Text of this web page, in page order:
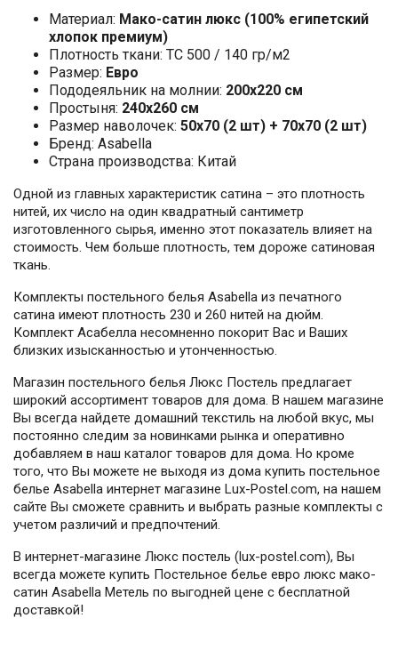
Материал: Мако-сатин люкс (100% египетский
хлопок премиум)
Плотность ткани: ТС 500 / 140 гр/м2
Размер: Евро
Пододеяльник на молнии: 200х220 см
Простыня: 240х260 см
Размер наволочек: 50x70 (2 шт) + 70x70 (2 шт)
Бренд: Asabella
Страна производства: Китай
Одной из главных характеристик сатина – это плотность
нитей, их число на один квадратный сантиметр
изготовленного сырья, именно этот показатель влияет на
стоимость. Чем больше плотность, тем дороже сатиновая
ткань.
Комплекты постельного белья Asabella из печатного
сатина имеют плотность 230 и 260 нитей на дюйм.
Комплект Асабелла несомненно покорит Вас и Ваших
близких изысканностью и утонченностью.
Магазин постельного белья Люкс Постель предлагает
широкий ассортимент товаров для дома. В нашем магазине
Вы всегда найдете домашний текстиль на любой вкус, мы
постоянно следим за новинками рынка и оперативно
добавляем в наш каталог товаров для дома. Но кроме
того, что Вы можете не выходя из дома купить постельное
белье Asabella интернет магазине Lux-Postel.com, на нашем
сайте Вы сможете сравнить и выбрать разные комплекты с
учетом различий и предпочтений.
В интернет-магазине Люкс постель (lux-postel.com), Вы
всегда можете купить Постельное белье евро люкс мако-
сатин Asabella Метель по выгодней цене с бесплатной
доставкой!